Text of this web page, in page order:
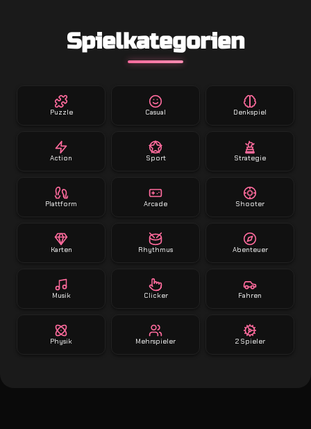
Spielkategorien
Puzzle Casual Denkspiel
Action Sport Strategie
Plattform Arcade Shooter
Karten Rhythmus Abenteuer
Musik Clicker Fahren
Physik Mehrspieler 2 Spieler